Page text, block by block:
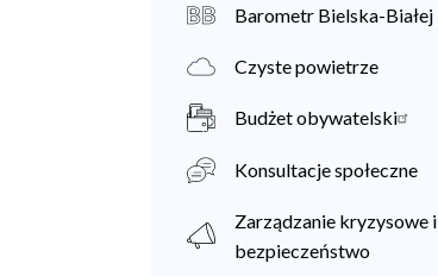
Barometr Bielska-Białej
Czyste powietrze
Budżet obywatelski
Konsultacje społeczne
Zarządzanie kryzysowe i
bezpieczeństwo